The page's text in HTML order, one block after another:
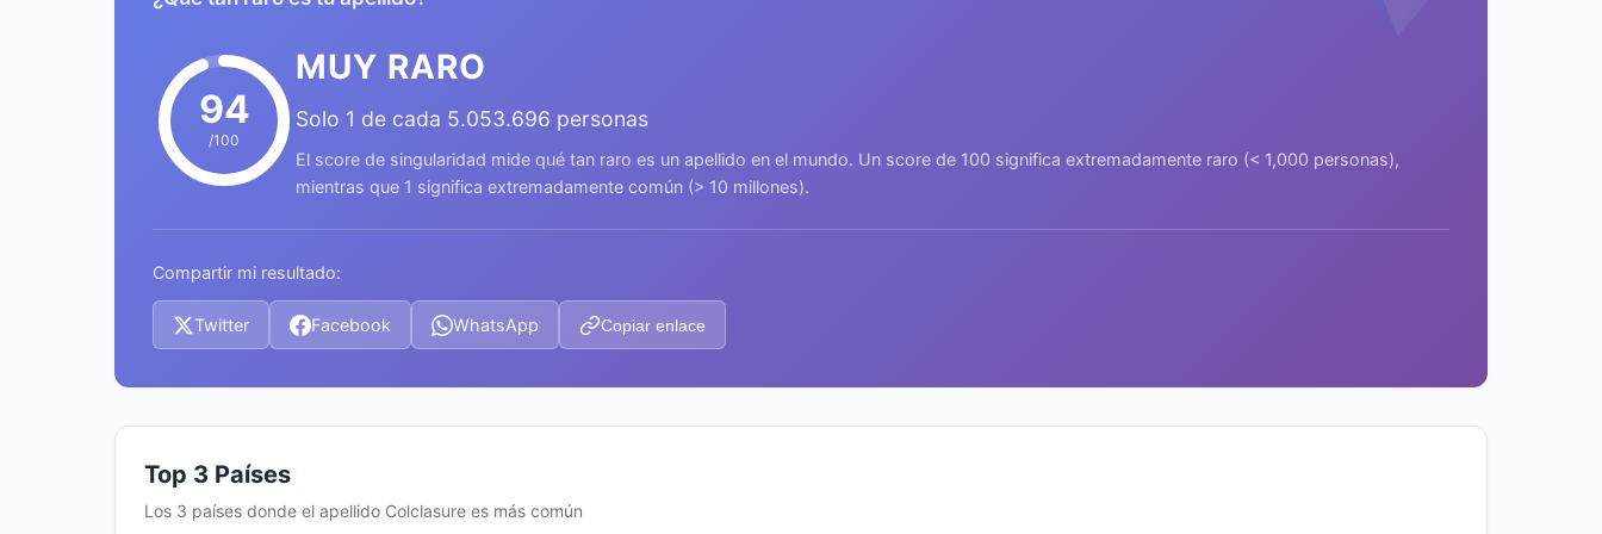
94
/100
MUY RARO
Solo 1 de cada 5.053.696 personas
El score de singularidad mide qué tan raro es un apellido en el mundo. Un score de 100 significa extremadamente raro (< 1,000 personas),
mientras que 1 significa extremadamente común (> 10 millones).
Compartir mi resultado:
Twitter Facebook WhatsApp Copiar enlace
Top 3 Países
Los 3 países donde el apellido Colclasure es más común